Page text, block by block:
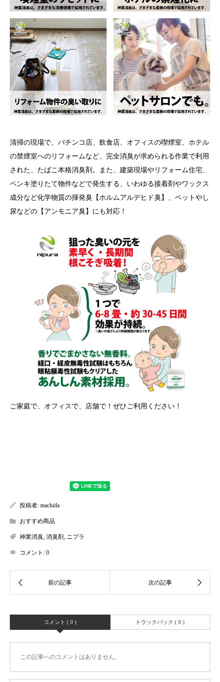
清掃の現場で、パチンコ店、飲食店、オフィスの喫煙室、ホテル
の禁煙室へのリフォームなど、完全消臭が求められる作業で利用
された、たばこ本格消臭剤。また、建築現場やリフォーム住宅、
ペンキ塗りたて物件などで発生する、いわゆる接着剤やワックス
成分など化学物質の揮発臭【ホルムアルデヒド臭】、ペットやし
尿などの【アンモニア臭】にも対応！
ご家庭で、オフィスで、店舗で！ぜひご利用ください！
投稿者: machida
おすすめ商品
神業消臭, 消臭剤, ニプラ
コメント: 0
コメント ( 0 ) トラックバック ( 0 )
この記事へのコメントはありません。